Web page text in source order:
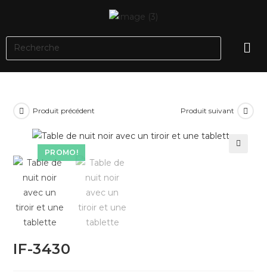
PROMO!
Produit précédent Produit suivant
IF-3430